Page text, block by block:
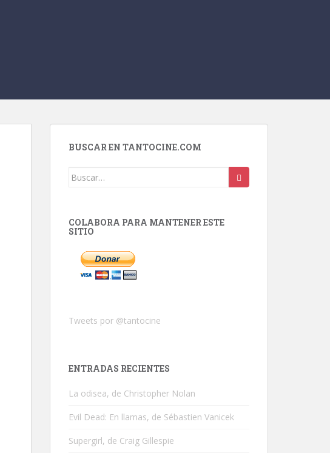
BUSCAR EN TANTOCINE.COM
Buscar:
COLABORA PARA MANTENER ESTE
SITIO
Tweets por @tantocine
ENTRADAS RECIENTES
La odisea, de Christopher Nolan
Evil Dead: En llamas, de Sébastien Vanicek
Supergirl, de Craig Gillespie